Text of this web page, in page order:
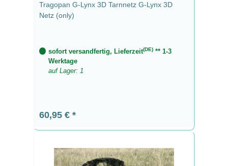
Tragopan G-Lynx 3D Tarnnetz G-Lynx 3D
Netz (only)
sofort versandfertig, Lieferzeit(DE)** 1-3
Werktage
auf Lager: 1
Regulärer Preis:
60,95 €